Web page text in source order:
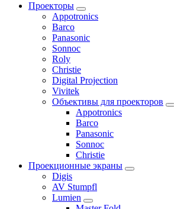
Проекторы
Appotronics
Barco
Panasonic
Sonnoc
Roly
Christie
Digital Projection
Vivitek
Объективы для проекторов
Appotronics
Barco
Panasonic
Sonnoc
Сhristie
Проекционные экраны
Digis
AV Stumpfl
Lumien